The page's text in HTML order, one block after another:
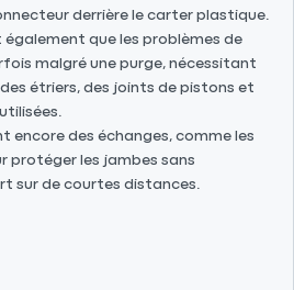
derrière le carter plastique.
également que les problèmes de
malgré une purge, nécessitant
étriers, des joints de pistons et
encore des échanges, comme les
protéger les jambes sans
sur de courtes distances.